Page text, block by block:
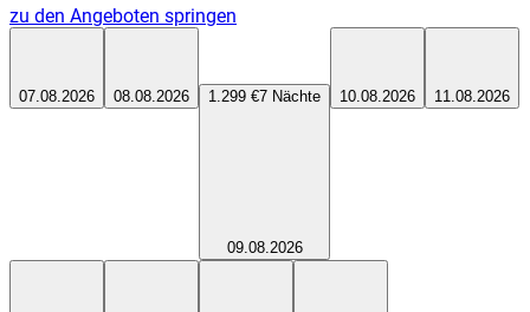
zu den Angeboten springen
07.08.2026 08.08.2026 1.299 €7 Nächte
09.08.2026
10.08.2026 11.08.2026